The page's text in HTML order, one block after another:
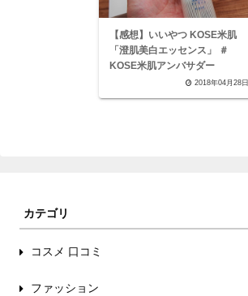
【感想】いいやつ KOSE米肌
「澄肌美白エッセンス」 ＃
KOSE米肌アンバサダー
2018年04月28日
カテゴリ
コスメ 口コミ
ファッション